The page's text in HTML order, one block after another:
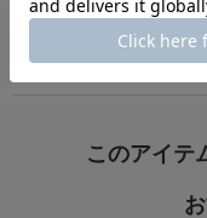
このアイテ